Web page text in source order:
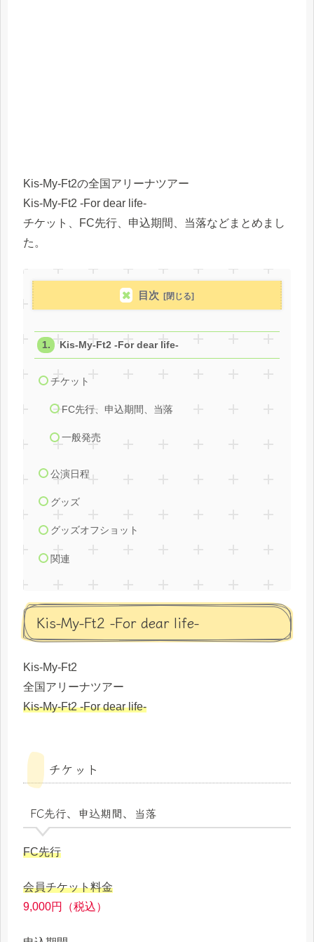
Kis-My-Ft2の全国アリーナツアー
Kis-My-Ft2 -For dear life-
チケット、FC先行、申込期間、当落などまとめまし
た。
目次
Kis-My-Ft2 -For dear life-
チケット
FC先行、申込期間、当落
一般発売
公演日程
グッズ
グッズオフショット
関連
Kis-My-Ft2 -For dear life-
Kis-My-Ft2
全国アリーナツアー
Kis-My-Ft2 -For dear life-
チケット
FC先行、申込期間、当落
FC先行
会員チケット料金
9,000円（税込）